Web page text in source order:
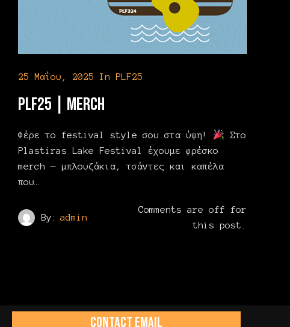
25 Μαΐου, 2025 In PLF25
PLF25 | Merch
Φέρε το festival style σου στα ύψη!
Στο
Plastiras Lake Festival έχουμε φρέσκο
merch — μπλουζάκια, τσάντες και καπέλα
που…
By: admin
Comments are off for
this post.
CONTACT EMAIL